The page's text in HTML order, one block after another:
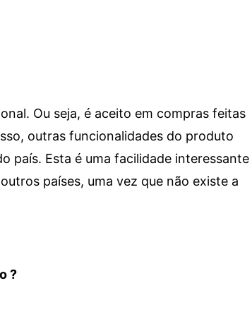
Ou seja, é aceito em compras feitas
outras funcionalidades do produto
país. Esta é uma facilidade interessante
países, uma vez que não existe a
?